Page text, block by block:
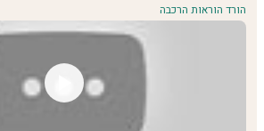
הורד הוראות הרכבה